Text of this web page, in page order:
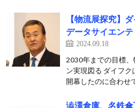
【物流展探究】
データサイエン
2024.09.18
2030年までの目標
ン実現図る ダイフ
開幕したのに合わせ
澁澤倉庫、名鉄